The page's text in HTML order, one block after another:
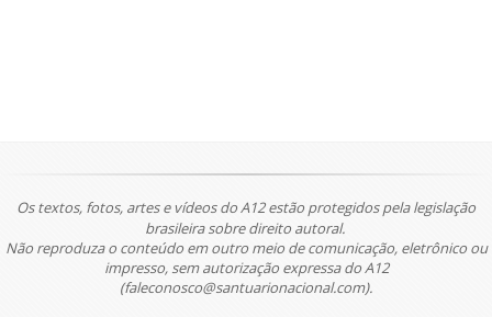
Os textos, fotos, artes e vídeos do A12 estão protegidos pela legislação
brasileira sobre direito autoral.
Não reproduza o conteúdo em outro meio de comunicação, eletrônico ou
impresso, sem autorização expressa do A12
(faleconosco@santuarionacional.com).